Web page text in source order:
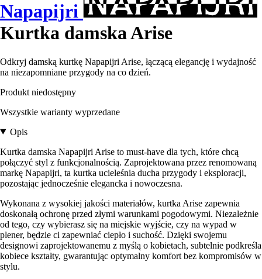
Napapijri
Kurtka damska Arise
Odkryj damską kurtkę Napapijri Arise, łączącą elegancję i wydajność
na niezapomniane przygody na co dzień.
Produkt niedostępny
Wszystkie warianty wyprzedane
Opis
Kurtka damska Napapijri Arise to must-have dla tych, które chcą
połączyć styl z funkcjonalnością. Zaprojektowana przez renomowaną
markę Napapijri, ta kurtka ucieleśnia ducha przygody i eksploracji,
pozostając jednocześnie elegancka i nowoczesna.
Wykonana z wysokiej jakości materiałów, kurtka Arise zapewnia
doskonałą ochronę przed złymi warunkami pogodowymi. Niezależnie
od tego, czy wybierasz się na miejskie wyjście, czy na wypad w
plener, będzie ci zapewniać ciepło i suchość. Dzięki swojemu
designowi zaprojektowanemu z myślą o kobietach, subtelnie podkreśla
kobiece kształty, gwarantując optymalny komfort bez kompromisów w
stylu.